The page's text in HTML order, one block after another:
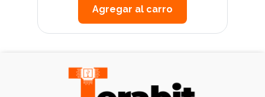
Agregar al carro